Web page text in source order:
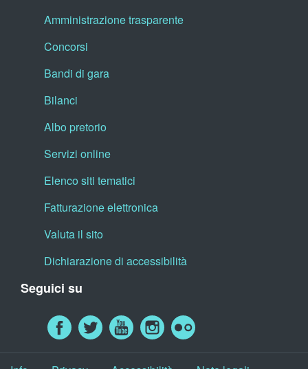
Amministrazione trasparente
Concorsi
Bandi di gara
Bilanci
Albo pretorio
Servizi online
Elenco siti tematici
Fatturazione elettronica
Valuta il sito
Dichiarazione di accessibilità
Seguici su